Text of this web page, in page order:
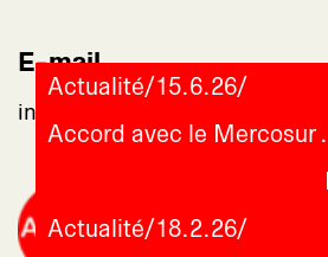
Actualité/15.6.26/
Accord avec le Mercosur
Actualité/18.2.26/
E-mail
info@assaf-suisse.ch